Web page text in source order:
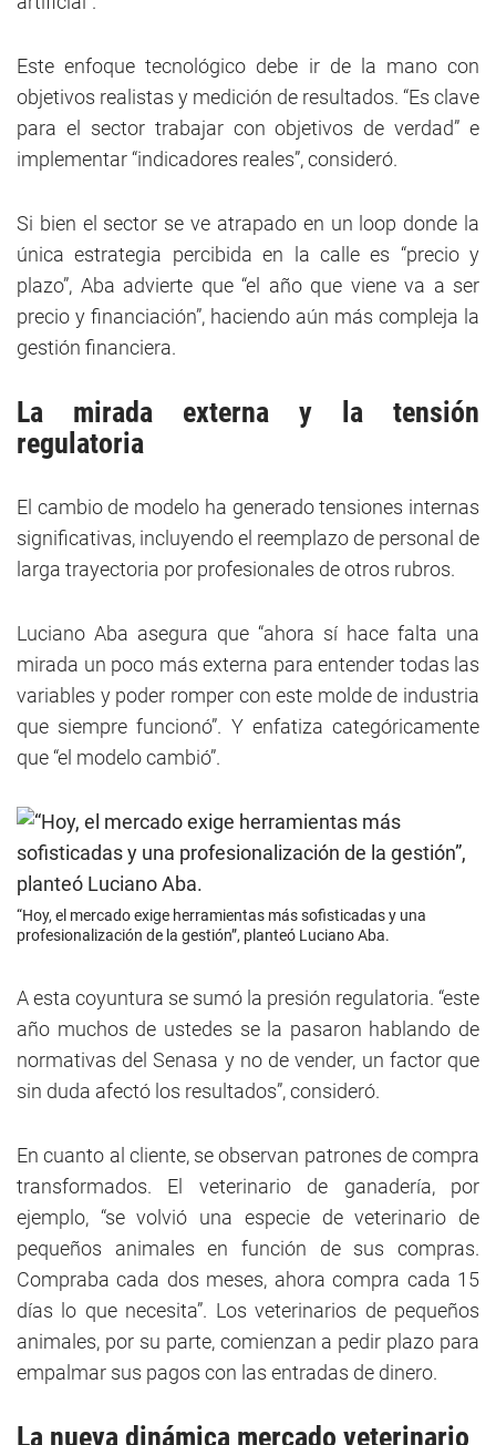
Este enfoque tecnológico debe ir de la mano con
objetivos realistas y medición de resultados. “Es clave
para el sector trabajar con objetivos de verdad” e
implementar “indicadores reales”, consideró.
Si bien el sector se ve atrapado en un loop donde la
única estrategia percibida en la calle es “precio y
plazo”, Aba advierte que “el año que viene va a ser
precio y financiación”, haciendo aún más compleja la
gestión financiera.
La mirada externa y la tensión
regulatoria
El cambio de modelo ha generado tensiones internas
significativas, incluyendo el reemplazo de personal de
larga trayectoria por profesionales de otros rubros.
Luciano Aba asegura que “ahora sí hace falta una
mirada un poco más externa para entender todas las
variables y poder romper con este molde de industria
que siempre funcionó”. Y enfatiza categóricamente
que “el modelo cambió”.
“Hoy, el mercado exige herramientas más sofisticadas y una
profesionalización de la gestión”, planteó Luciano Aba.
A esta coyuntura se sumó la presión regulatoria. “este
año muchos de ustedes se la pasaron hablando de
normativas del Senasa y no de vender, un factor que
sin duda afectó los resultados”, consideró.
En cuanto al cliente, se observan patrones de compra
transformados. El veterinario de ganadería, por
ejemplo, “se volvió una especie de veterinario de
pequeños animales en función de sus compras.
Compraba cada dos meses, ahora compra cada 15
días lo que necesita”. Los veterinarios de pequeños
animales, por su parte, comienzan a pedir plazo para
empalmar sus pagos con las entradas de dinero.
La nueva dinámica mercado veterinario